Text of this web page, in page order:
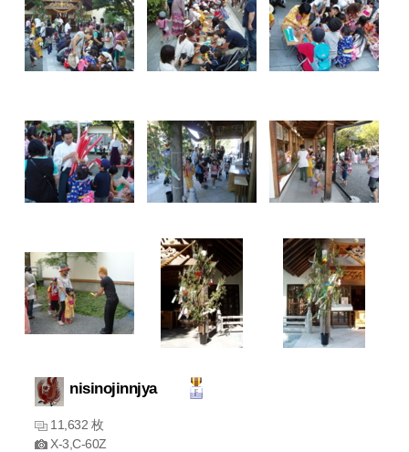
nisinojinnjya
11,632 枚
X-3,C-60Z